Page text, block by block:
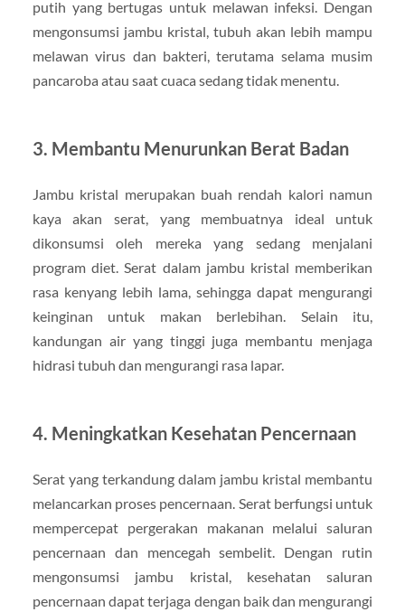
putih yang bertugas untuk melawan infeksi. Dengan
mengonsumsi jambu kristal, tubuh akan lebih mampu
melawan virus dan bakteri, terutama selama musim
pancaroba atau saat cuaca sedang tidak menentu.
3. Membantu Menurunkan Berat Badan
Jambu kristal merupakan buah rendah kalori namun
kaya akan serat, yang membuatnya ideal untuk
dikonsumsi oleh mereka yang sedang menjalani
program diet. Serat dalam jambu kristal memberikan
rasa kenyang lebih lama, sehingga dapat mengurangi
keinginan untuk makan berlebihan. Selain itu,
kandungan air yang tinggi juga membantu menjaga
hidrasi tubuh dan mengurangi rasa lapar.
4. Meningkatkan Kesehatan Pencernaan
Serat yang terkandung dalam jambu kristal membantu
melancarkan proses pencernaan. Serat berfungsi untuk
mempercepat pergerakan makanan melalui saluran
pencernaan dan mencegah sembelit. Dengan rutin
mengonsumsi jambu kristal, kesehatan saluran
pencernaan dapat terjaga dengan baik dan mengurangi